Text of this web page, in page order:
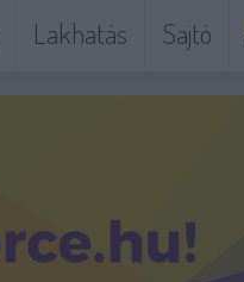
Lakhatás Sajtó